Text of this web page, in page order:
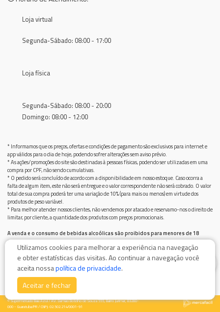
Loja virtual
Segunda-Sábado: 08:00 - 17:00
Loja física
Segunda-Sábado: 08:00 - 20:00
Domingo: 08:00 - 12:00
* Informamos que os preços, ofertas e condições de pagamento são exclusivos para internet e
app válidos para o dia de hoje, podendo sofrer alterações sem aviso prévio.
* As ações/promoções do site são destinadas à pessoas físicas, podendo ser utilizadas em uma
compra por CPF, não sendo cumulativas.
* O pedido será concluído de acordo com a disponibilidade em nosso estoque. Caso ocorra a
falta de algum item, este não será entregue e o valor correspondente não será cobrado. O valor
total de sua compra poderá ter uma variação de 10% (para mais ou menos) em virtude dos
produtos de peso variável.
* Para melhor atender nossos clientes, não vendemos por atacado e reservamo-nos o direito de
limitar, por cliente, a quantidade dos produtos com preços promocionais.
A venda e o consumo de bebidas alcoólicas são proibidos para menores de 18
anos.
Bebida alcoólica pode causar dependência química e, em excesso, provoca graves males à saúde.
Beba com moderação
© Supermercado Baía Azul / AV. Damiao Botelho de Souza 555, Bairro Jurimar, 83280-
000 - Guaratuba/PR / CNPJ: 02.502.214/0001-91
Utilizamos cookies para melhorar a experiência na navegação
e obter estatísticas das visitas. Ao continuar a navegação você
aceita nossapolítica de privacidade.
Aceitar e fechar